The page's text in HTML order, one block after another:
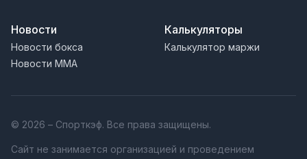
Новости
Новости бокса
Новости MMA
Калькуляторы
Калькулятор маржи
© 2026 – Спорткэф. Все права защищены.
Сайт не занимается организацией и проведением